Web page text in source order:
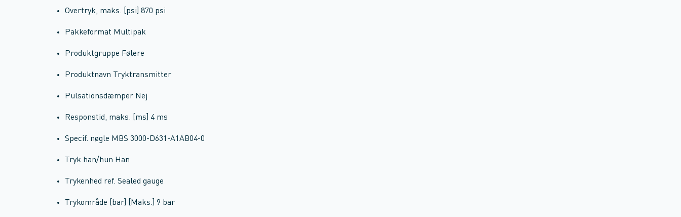
Overtryk, maks. [psi] 870 psi
Pakkeformat Multipak
Produktgruppe Følere
Produktnavn Tryktransmitter
Pulsationsdæmper Nej
Responstid, maks. [ms] 4 ms
Specif. nøgle MBS 3000-D631-A1AB04-0
Tryk han/hun Han
Trykenhed ref. Sealed gauge
Trykområde [bar] [Maks.] 9 bar